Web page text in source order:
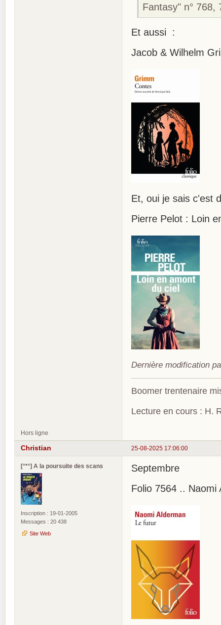
Fantasy" n° 768,
Et aussi :
Jacob & Wilhelm
Et, oui je sais c'est
Pierre Pelot : Loin
Dernière modification
Boomer trentenaire
Lecture en cours : H.
Hors ligne
25-08-2025 17:06:00
Christian
[°*°] A la poursuite des scans
Inscription : 19-01-2005
Messages : 20 438
Site Web
Septembre
Folio 7564 ..